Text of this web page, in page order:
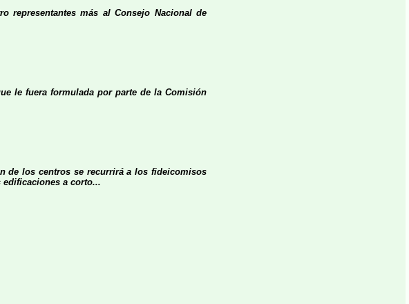
representantes más al Consejo Nacional de
le fuera formulada por parte de la Comisión
de los centros se recurrirá a los fideicomisos
a corto...